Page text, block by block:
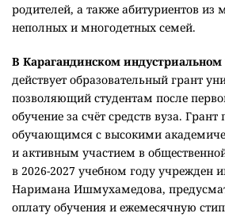
родителей, а также абитуриентов из
неполных и многодетных семей.
В Карагандинском индустриальном
действует образовательный грант
позволяющий студентам после
обучение за счёт средств вуза.
обучающимся с высокими
и активным участием в
в 2026-2027 учебном году учрежден
Наримана Ишмухамедова,
оплату обучения и ежемесячную